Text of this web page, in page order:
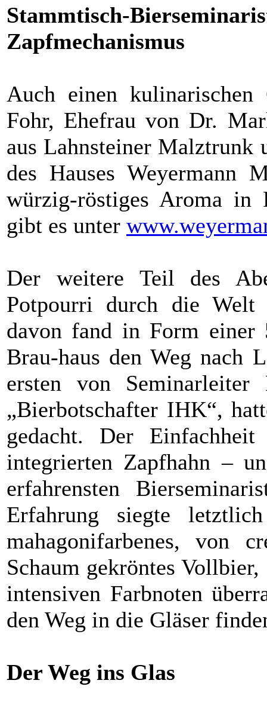
Stammtisch-
Zapfmechanismus
Auch einen
Fohr, Ehefrau von Dr.
aus Lahnsteiner Malztrunk
des Hauses Weyermann
würzig-röstiges Aroma in
gibt es unter
Der weitere Teil des
Potpourri durch die Welt
davon fand in Form einer
Brau-haus den Weg nach
ersten von Seminarleiter
„Bierbotschafter IHK“,
gedacht. Der
integrierten Zapfhahn –
erfahrensten
Erfahrung siegte
mahagonifarbenes, von
Schaum gekröntes Vollbier,
intensiven Farbnoten
den Weg in die Gläser
Der Weg ins Glas